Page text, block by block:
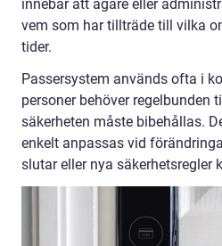
innebär att ägare eller
vem som har tillträde till vilka
tider.
Passersystem används ofta i
personer behöver regelbunden
säkerheten måste bibehållas.
enkelt anpassas vid
slutar eller nya säkerhetsregler